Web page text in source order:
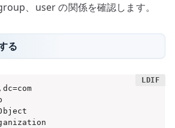
、user の関係を確認します。
る